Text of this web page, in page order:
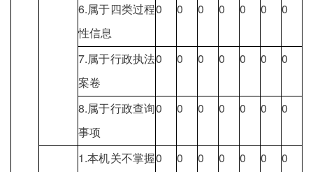
6.属于四类过程
性信息
0 0 0 0 0 0 0
7.属于行政执法
案卷
0 0 0 0 0 0 0
8.属于行政查询
事项
0 0 0 0 0 0 0
1.本机关不掌握0 0 0 0 0 0 0